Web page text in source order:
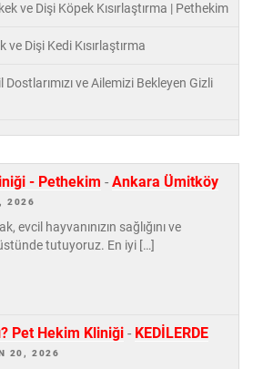
ve Dişi Köpek Kısırlaştırma | Pethekim
ve Dişi Kedi Kısırlaştırma
ve Ailemizi Bekleyen Gizli
- Pethekim - Ankara Ümitköy
2026
evcil hayvanınızın sağlığını ve
tutuyoruz. En iyi […]
Pet Hekim Kliniği - KEDİLERDE
20, 2026